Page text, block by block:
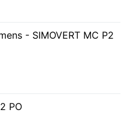
- SIMOVERT MC P2
PO